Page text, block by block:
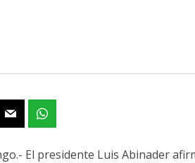
El presidente Luis Abinader